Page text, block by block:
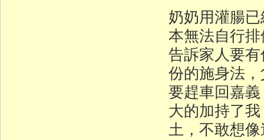
奶奶用灌腸
本無法自行
告訴家人要
份的施身法
要趕車回嘉
大的加持了
土，不敢想